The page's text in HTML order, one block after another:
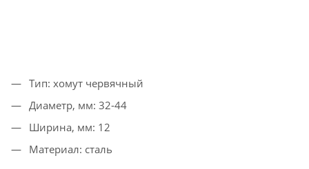
Тип: хомут червячный
Диаметр, мм: 32-44
Ширина, мм: 12
Материал: сталь